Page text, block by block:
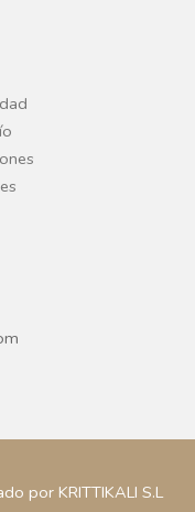
por KRITTIKALI S.L